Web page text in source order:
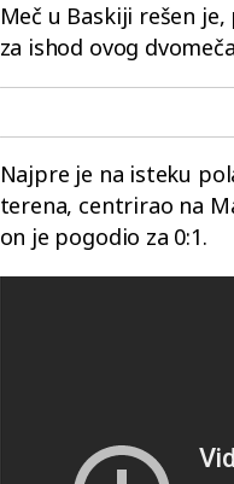
Meč u Baskiji rešen
za ishod ovog
Najpre je na isteku
terena, centrirao na
on je pogodio za 0:1.